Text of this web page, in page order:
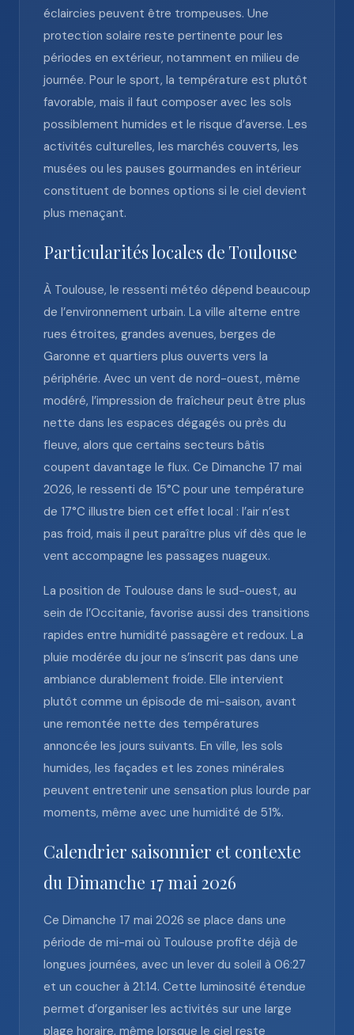
éclaircies peuvent être trompeuses. Une
protection solaire reste pertinente pour les
périodes en extérieur, notamment en milieu de
journée. Pour le sport, la température est plutôt
favorable, mais il faut composer avec les sols
possiblement humides et le risque d’averse. Les
activités culturelles, les marchés couverts, les
musées ou les pauses gourmandes en intérieur
constituent de bonnes options si le ciel devient
plus menaçant.
Particularités locales de Toulouse
À Toulouse, le ressenti météo dépend beaucoup
de l’environnement urbain. La ville alterne entre
rues étroites, grandes avenues, berges de
Garonne et quartiers plus ouverts vers la
périphérie. Avec un vent de nord-ouest, même
modéré, l’impression de fraîcheur peut être plus
nette dans les espaces dégagés ou près du
fleuve, alors que certains secteurs bâtis
coupent davantage le flux. Ce Dimanche 17 mai
2026, le ressenti de 15°C pour une température
de 17°C illustre bien cet effet local : l’air n’est
pas froid, mais il peut paraître plus vif dès que le
vent accompagne les passages nuageux.
La position de Toulouse dans le sud-ouest, au
sein de l’Occitanie, favorise aussi des transitions
rapides entre humidité passagère et redoux. La
pluie modérée du jour ne s’inscrit pas dans une
ambiance durablement froide. Elle intervient
plutôt comme un épisode de mi-saison, avant
une remontée nette des températures
annoncée les jours suivants. En ville, les sols
humides, les façades et les zones minérales
peuvent entretenir une sensation plus lourde par
moments, même avec une humidité de 51%.
Calendrier saisonnier et contexte
du Dimanche 17 mai 2026
Ce Dimanche 17 mai 2026 se place dans une
période de mi-mai où Toulouse profite déjà de
longues journées, avec un lever du soleil à 06:27
et un coucher à 21:14. Cette luminosité étendue
permet d’organiser les activités sur une large
plage horaire, même lorsque le ciel reste